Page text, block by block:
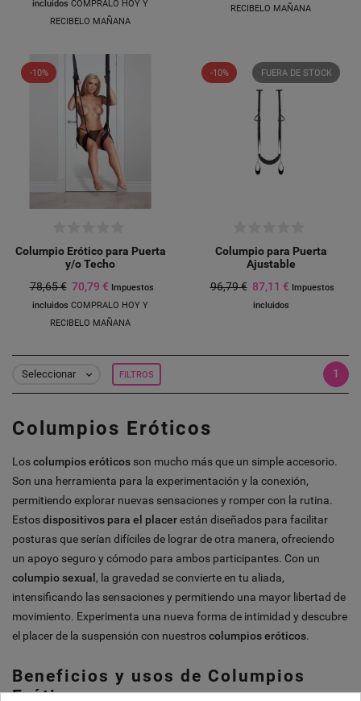
incluidos COMPRALO HOY Y
RECIBELO MAÑANA
RECIBELO MAÑANA
-10%
Columpio Erótico para Puerta
y/o Techo
78,65 € 70,79 € Impuestos
incluidos COMPRALO HOY Y
RECIBELO MAÑANA
-10% FUERA DE STOCK
Columpio para Puerta
Ajustable
96,79 € 87,11 € Impuestos
incluidos
Seleccionar  FILTROS 1
Columpios Eróticos
Loscolumpios eróticos son mucho más que un simple accesorio.
Son una herramienta para la experimentación y la conexión,
permitiendo explorar nuevas sensaciones y romper con la rutina.
Estosdispositivos para el placerestán diseñados para facilitar
posturas que serían difíciles de lograr de otra manera, ofreciendo
un apoyo seguro y cómodo para ambos participantes. Con un
columpio sexual , la gravedad se convierte en tu aliada,
intensificando las sensaciones y permitiendo una mayor libertad de
movimiento. Experimenta una nueva forma de intimidad y descubre
el placer de la suspensión con nuestroscolumpios eróticos.
Beneficios y usos de Columpios
Eróticos: